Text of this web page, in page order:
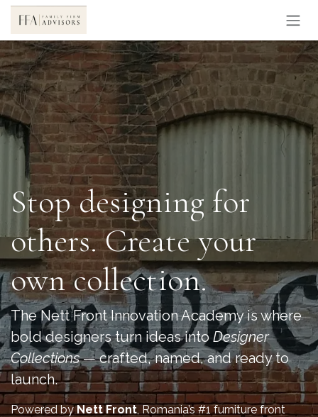
Sari la conținut
Stop designing for
others. Create your
own collection.
The Nett Front Innovation Academy is where
bold designers turn ideas into Designer
Collections— crafted, named, and ready to
launch.
Powered byNett Front, Romania’s #1 furniture front